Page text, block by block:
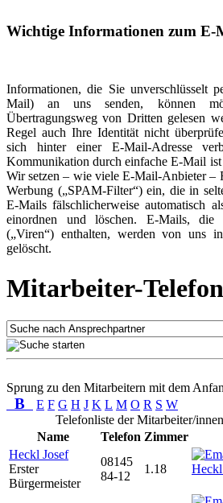
Wichtige Informationen zum E-
Informationen, die Sie unverschlüsselt
Mail) an uns senden, können
Übertragungsweg von Dritten gelesen
Regel auch Ihre Identität nicht
sich hinter einer E-Mail-Adresse
Kommunikation durch einfache E-Mail ist
Wir setzen – wie viele E-Mail-Anbieter –
Werbung („SPAM-Filter“) ein, die in
E-Mails fälschlicherweise automatisch
einordnen und löschen. E-Mails, die
(„Viren“) enthalten, werden von uns
gelöscht.
Mitarbeiter-
Sprung zu den Mitarbeitern mit dem
B E F G H J K L M O R S W
Telefonliste der Mitarbeiter/
Name
Telefon Zimmer
Heckl Josef
Erster
Bürgermeister
08145
84-12
1.18